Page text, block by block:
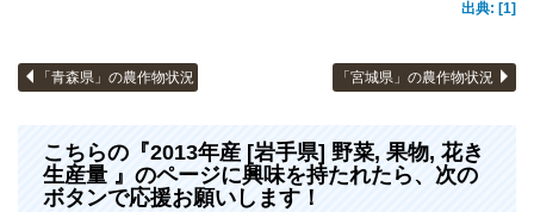
出典: [1]
「青森県」の農作物状況 「宮城県」の農作物状況
こちらの『2013年産 [岩手県] 野菜, 果物, 花き
生産量 』のページに興味を持たれたら、次の
ボタンで応援お願いします！